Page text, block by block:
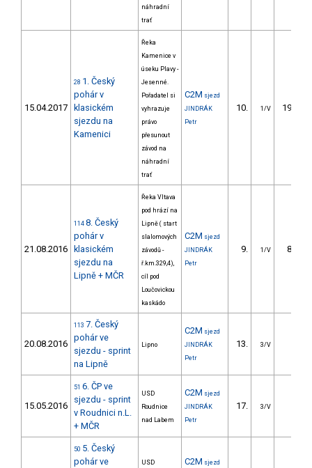
náhradní
trať
15.04.2017
28 1. Český
pohár v
klasickém
sjezdu na
Kamenici
Řeka
Kamenice v
úseku Plavy -
Jesenné.
Pořadatel si
vyhrazuje
právo
přesunout
závod na
náhradní
trať
C2M sjezd
JINDRÁK
Petr
10. 1/V 197.10
21.08.2016
114 8. Český
pohár v
klasickém
sjezdu na
Lipně + MČR
Řeka Vltava
pod hrází na
Lipně ( start
slalomových
závodů -
ř.km.329,4),
cíl pod
Loučovickou
kaskádo
C2M sjezd
JINDRÁK
Petr
9. 1/V 81.39
20.08.2016
113 7. Český
pohár ve
sjezdu - sprint
na Lipně
Lipno
C2M sjezd
JINDRÁK
Petr
13. 3/V
15.05.2016
51 6. ČP ve
sjezdu - sprint
v Roudnici n.L.
+ MČR
USD
Roudnice
nad Labem
C2M sjezd
JINDRÁK
Petr
17. 3/V
50 5. Český
pohár ve
USD
C2M sjezd